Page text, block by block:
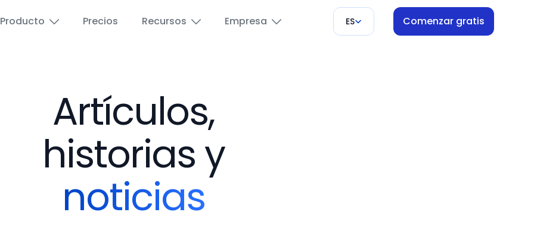
Producto
Hoteles y Hostelería
Proveedores de Internet
Wi-Fi para invitados
Publicidad por Wi-Fi
Vales de Wi-Fi de pago
Precios Recursos Empresa ES Comenzar gratis
Artículos,
historias y
noticias